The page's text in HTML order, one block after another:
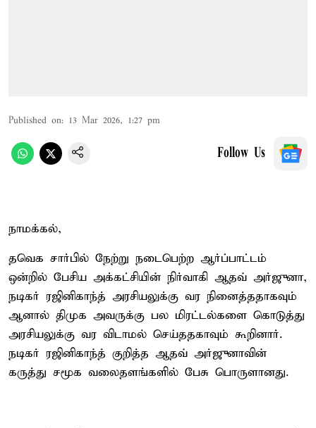
Published on: 13 Mar 2026, 1:27 pm
Follow Us
நாமக்கல்,
தவெக சார்பில் நேற்று நடைபெற்ற ஆர்ப்பாட்டம்
ஒன்றில் பேசிய அக்கட்சியின் நிர்வாகி ஆதவ் அர்ஜுனா,
நடிகர் ரஜினிகாந்த் அரசியலுக்கு வர நினைத்ததாகவும்
ஆனால் திமுக அவருக்கு பல மிரட்டல்களை கொடுத்து
அரசியலுக்கு வர விடாமல் செய்ததகாவும் கூறினார்.
நடிகர் ரஜினிகாந்த் குறித்த ஆதவ் அர்ஜுனாவின்
கருத்து சமூக வலைதளங்களில் பேசு பொருளானது.